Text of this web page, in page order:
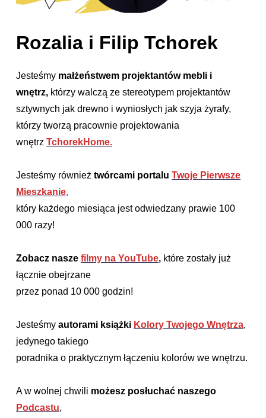
Rozalia i Filip Tchorek
Jesteśmy małżeństwem projektantów mebli i
wnętrz, którzy walczą ze stereotypem projektantów
sztywnych jak drewno i wyniosłych jak szyja żyrafy,
którzy tworzą pracownie projektowania
wnętrzTchorekHome.
Jesteśmy równieżtwórcami portaluTwoje Pierwsze
Mieszkanie,
który każdego miesiąca jest odwiedzany prawie 100
000 razy!
Zobacz naszefilmy na YouTube, które zostały już
łącznie obejrzane
przez ponad 10 000 godzin!
Jesteśmyautorami książki Kolory Twojego Wnętrza,
jedynego takiego
poradnika o praktycznym łączeniu kolorów we wnętrzu.
A w wolnej chwili możesz posłuchać naszego
Podcastu,